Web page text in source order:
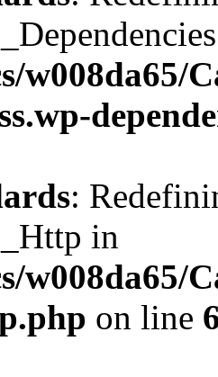
w008da65/
:
in
w008da65/
on line